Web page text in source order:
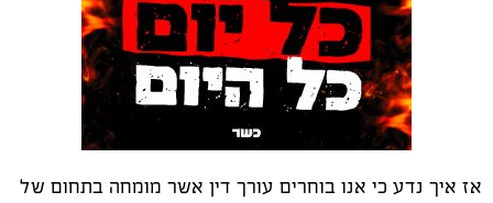
אז איך נדע כי אנו בוחרים עורך דין אשר מומחה בתחום של